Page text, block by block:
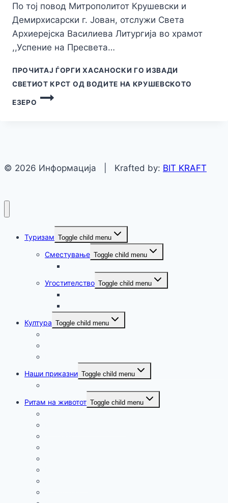
По тој повод Митрополитот Крушевски и
Демирхисарски г. Јован, отслужи Света
Архиерејска Василиева Литургија во храмот
,,Успение на Пресвета…
ПРОЧИТАЈ ЃОРГИ ХАСАНОСКИ ГО ИЗВАДИ
СВЕТИОТ КРСТ ОД ВОДИТЕ НА КРУШЕВСКОТО
ЕЗЕРО
© 2026 Информација | Krafted by: BIT KRAFT
Туризам Toggle child menu
Сместување Toggle child menu
Угостителство Toggle child menu
Култура Toggle child menu
Наши приказни Toggle child menu
Ритам на животот Toggle child menu